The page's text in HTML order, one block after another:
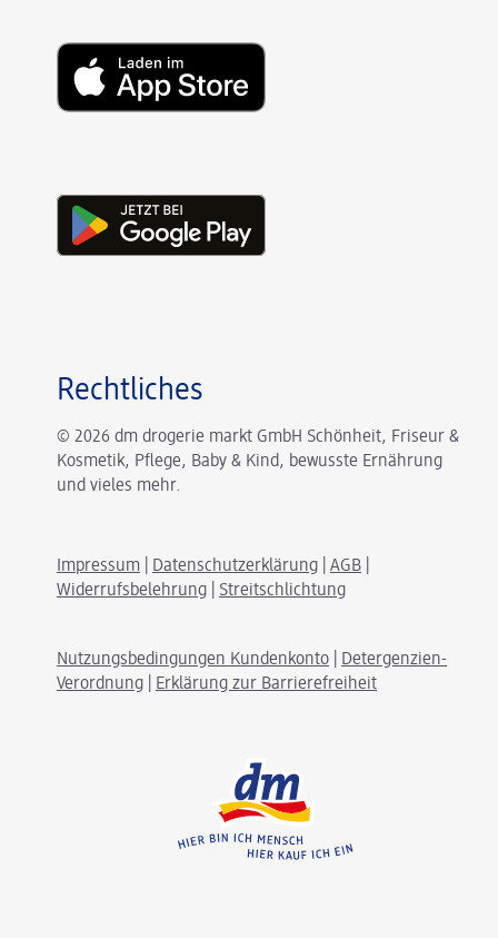
Rechtliches
© 2026 dm drogerie markt GmbH Schönheit, Friseur &
Kosmetik, Pflege, Baby & Kind, bewusste Ernährung
und vieles mehr.
Impressum Datenschutzerklärung AGB
Widerrufsbelehrung
Streitschlichtung
Nutzungsbedingungen Kundenkonto
Detergenzien-
Verordnung
Erklärung zur Barrierefreiheit